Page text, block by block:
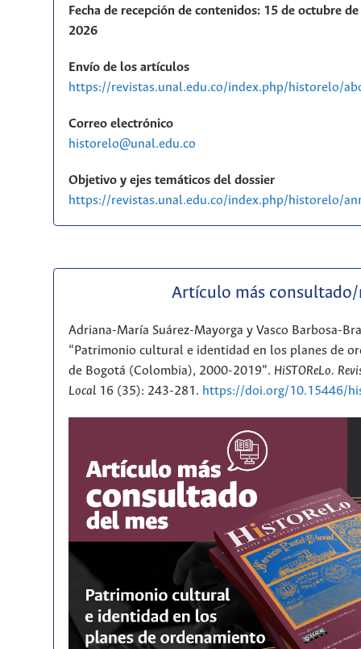
Fecha de recepción de contenidos: 15 de octubre
2026
Envío de los artículos
https://revistas.unal.edu.co/index.php/historelo/
Correo electrónico
historelo@unal.edu.co
Objetivo y ejes temáticos del dossier
https://revistas.unal.edu.co/index.php/historelo/
Artículo más consultado/
Adriana-María Suárez-Mayorga y Vasco Barbosa-
“Patrimonio cultural e identidad en los planes de
de Bogotá (Colombia), 2000-2019”. HiSTOReLo.
Local16 (35): 243-281. https://doi.org/10.15446/